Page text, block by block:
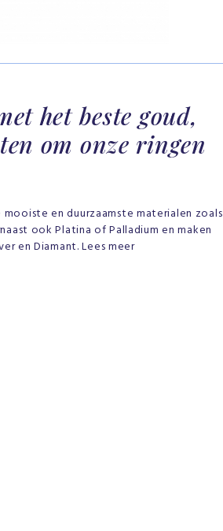
het beste goud,
om onze ringen
en duurzaamste materialen zoals
ook Platina of Palladium en maken
en Diamant. Lees meer